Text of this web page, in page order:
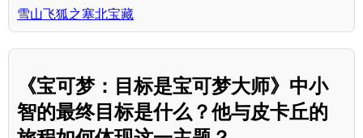
雪山飞狐之塞北宝藏
《宝可梦：目标是宝可梦大师》中小
智的最终目标是什么？他与皮卡丘的